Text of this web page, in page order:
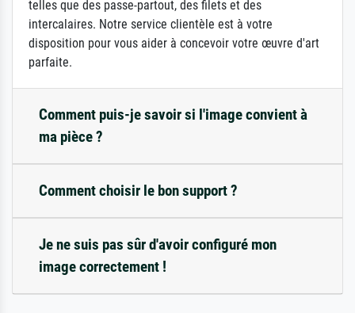
telles que des passe-partout, des filets et des
intercalaires. Notre service clientèle est à votre
disposition pour vous aider à concevoir votre œuvre d'art
parfaite.
Comment puis-je savoir si l'image convient à
ma pièce ?
Comment choisir le bon support ?
Je ne suis pas sûr d'avoir configuré mon
image correctement !